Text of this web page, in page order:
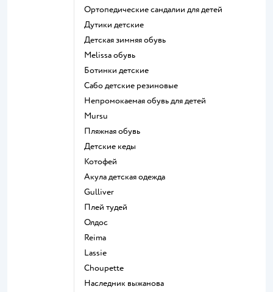
Ортопедические сандалии для детей
Дутики детские
Детская зимняя обувь
Melissa обувь
Ботинки детские
Сабо детские резиновые
Непромокаемая обувь для детей
Mursu
Пляжная обувь
Детские кеды
Котофей
Акула детская одежда
Gulliver
Плей тудей
Олдос
Reima
Lassie
Choupette
Наследник выжанова